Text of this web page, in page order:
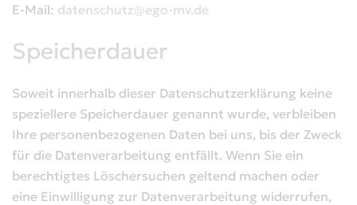
E-Mail: datenschutz@ego-mv.de
Speicherdauer
Soweit innerhalb dieser Datenschutzerklärung keine
speziellere Speicherdauer genannt wurde, verbleiben
Ihre personenbezogenen Daten bei uns, bis der Zweck
für die Datenverarbeitung entfällt. Wenn Sie ein
berechtigtes Löschersuchen geltend machen oder
eine Einwilligung zur Datenverarbeitung widerrufen,